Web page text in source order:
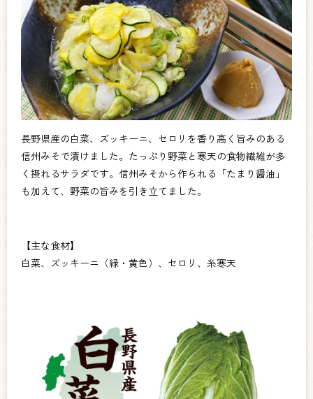
長野県産の白菜、ズッキーニ、セロリを香り高く旨みのある
信州みそで漬けました。たっぷり野菜と寒天の食物繊維が多
く摂れるサラダです。信州みそから作られる「たまり醤油」
も加えて、野菜の旨みを引き立てました。
【主な食材】
白菜、ズッキーニ（緑・黄色）、セロリ、糸寒天